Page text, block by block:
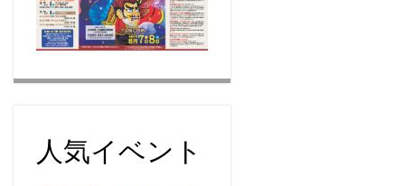
人気イベント